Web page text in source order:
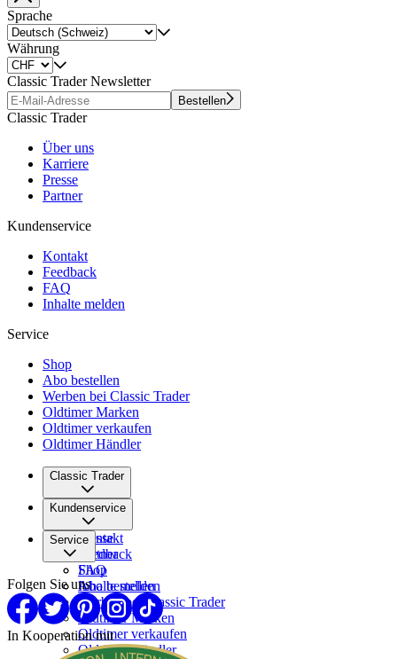
Sprache
Währung
Classic Trader Newsletter
Bestellen
Classic Trader
Über uns
Karriere
Presse
Partner
Kundenservice
Kontakt
Feedback
FAQ
Inhalte melden
Service
Shop
Abo bestellen
Werben bei Classic Trader
Oldtimer Marken
Oldtimer verkaufen
Oldtimer Händler
Classic Trader
Über uns
Karriere
Presse
Partner
Kundenservice
Kontakt
Feedback
FAQ
Inhalte melden
Service
Shop
Abo bestellen
Werben bei Classic Trader
Oldtimer Marken
Oldtimer verkaufen
Oldtimer Händler
Folgen Sie uns
In Kooperation mit